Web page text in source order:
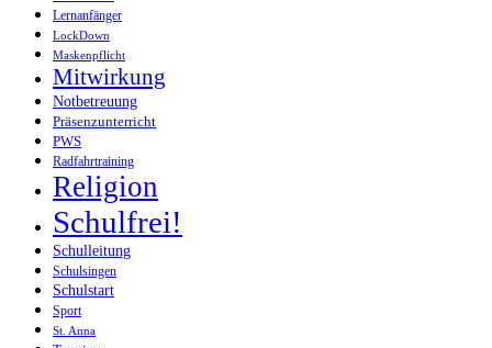
Lernanfänger
LockDown
Maskenpflicht
Mitwirkung
Notbetreuung
Präsenzunterricht
PWS
Radfahrtraining
Religion
Schulfrei!
Schulleitung
Schulsingen
Schulstart
Sport
St. Anna